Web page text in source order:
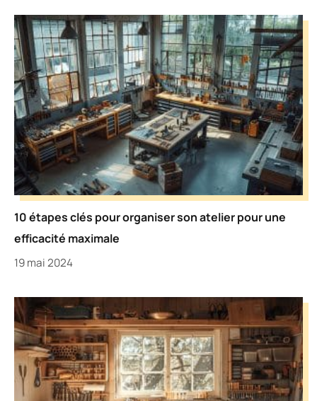
10 étapes clés pour organiser son atelier pour une
efficacité maximale
19 mai 2024